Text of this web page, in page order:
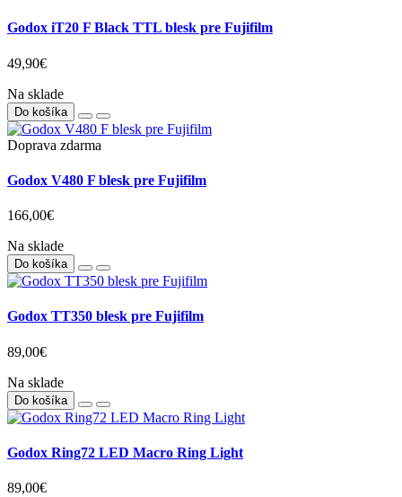
Godox iT20 F Black TTL blesk pre Fujifilm
49,90€
Na sklade
Do košíka
Doprava zdarma
Godox V480 F blesk pre Fujifilm
166,00€
Na sklade
Do košíka
Godox TT350 blesk pre Fujifilm
89,00€
Na sklade
Do košíka
Godox Ring72 LED Macro Ring Light
89,00€